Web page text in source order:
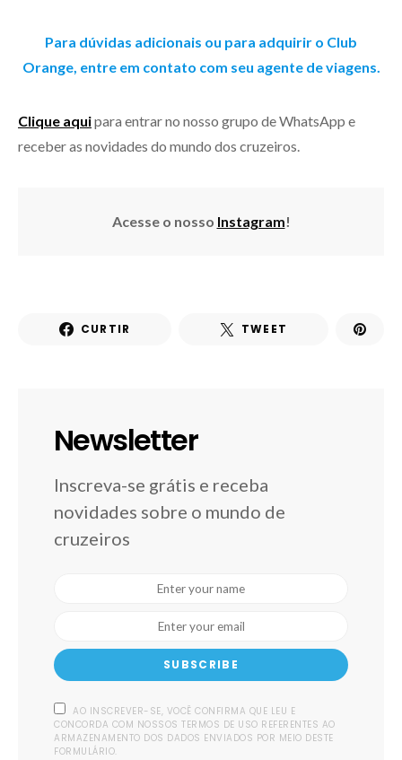
Para dúvidas adicionais ou para adquirir o Club
Orange, entre em contato com seu agente de viagens.
Clique aquipara entrar no nosso grupo de WhatsApp e
receber as novidades do mundo dos cruzeiros.
Acesse o nosso Instagram!
CURTIR TWEET
Newsletter
Inscreva-se grátis e receba
novidades sobre o mundo de
cruzeiros
SUBSCRIBE
AO INSCREVER-SE, VOCÊ CONFIRMA QUE LEU E
CONCORDA COM NOSSOS TERMOS DE USO REFERENTES AO
ARMAZENAMENTO DOS DADOS ENVIADOS POR MEIO DESTE
FORMULÁRIO.